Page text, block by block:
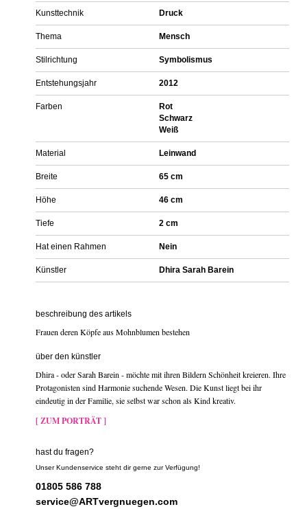
Kunsttechnik Druck
Thema Mensch
Stilrichtung Symbolismus
Entstehungsjahr 2012
Farben
Rot
Schwarz
Weiß
Material Leinwand
Breite 65 cm
Höhe 46 cm
Tiefe 2 cm
Hat einen Rahmen Nein
Künstler Dhira Sarah Barein
beschreibung des artikels
Frauen deren Köpfe aus Mohnblumen bestehen
über den künstler
Dhira - oder Sarah Barein - möchte mit ihren Bildern Schönheit kreieren. Ihre
Protagonisten sind Harmonie suchende Wesen. Die Kunst liegt bei ihr
eindeutig in der Familie, sie selbst war schon als Kind kreativ.
[ ZUM PORTRÄT ]
hast du fragen?
Unser Kundenservice steht dir gerne zur Verfügung!
01805 586 788
service@ARTvergnuegen.com